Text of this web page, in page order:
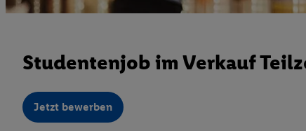
Studentenjob im Verkauf
Jetzt bewerben